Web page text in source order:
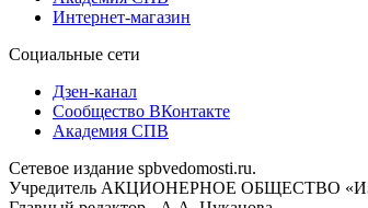
Интернет-магазин
Социальные сети
Дзен-канал
Сообщество ВКонтакте
Академия СПВ
Сетевое издание spbvedomosti.ru.
Учредитель АКЦИОНЕРНОЕ ОБЩЕСТВО